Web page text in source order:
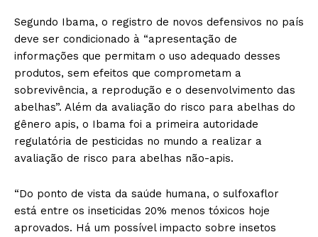
Segundo Ibama, o registro de novos defensivos no país
deve ser condicionado à “apresentação de
informações que permitam o uso adequado desses
produtos, sem efeitos que comprometam a
sobrevivência, a reprodução e o desenvolvimento das
abelhas”. Além da avaliação do risco para abelhas do
gênero apis, o Ibama foi a primeira autoridade
regulatória de pesticidas no mundo a realizar a
avaliação de risco para abelhas não-apis.
“Do ponto de vista da saúde humana, o sulfoxaflor
está entre os inseticidas 20% menos tóxicos hoje
aprovados. Há um possível impacto sobre insetos